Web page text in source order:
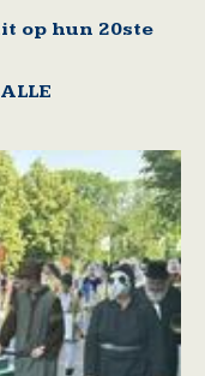
op hun 20ste